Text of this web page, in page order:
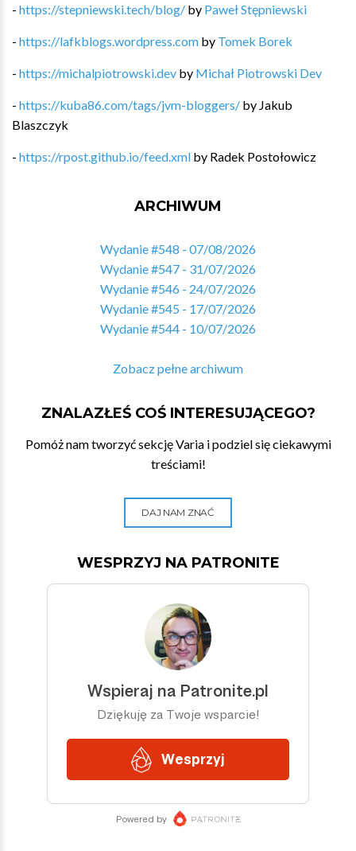
- https://stepniewski.tech/blog/ by Paweł Stępniewski
- https://lafkblogs.wordpress.com by Tomek Borek
- https://michalpiotrowski.dev by Michał Piotrowski Dev
- https://kuba86.com/tags/jvm-bloggers/ by Jakub
Blaszczyk
- https://rpost.github.io/feed.xml by Radek Postołowicz
ARCHIWUM
Wydanie #548 - 07/08/2026
Wydanie #547 - 31/07/2026
Wydanie #546 - 24/07/2026
Wydanie #545 - 17/07/2026
Wydanie #544 - 10/07/2026
Zobacz pełne archiwum
ZNALAZŁEŚ COŚ INTERESUJĄCEGO?
Pomóż nam tworzyć sekcję Varia i podziel się ciekawymi
treściami!
DAJ NAM ZNAĆ
WESPRZYJ NA PATRONITE